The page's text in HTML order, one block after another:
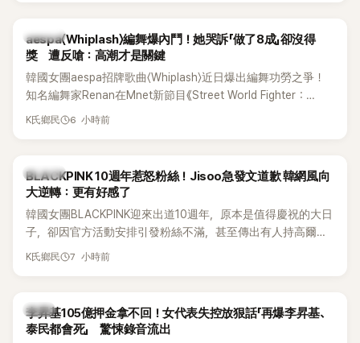
K-POP
aespa〈Whiplash〉編舞爆內鬥！她哭訴「做了8成」卻沒得
獎 遭反嗆：高潮才是關鍵
韓國女團aespa招牌歌曲〈Whiplash〉近日爆出編舞功勞之爭！
知名編舞家Renan在Mnet新節目《Street World Fighter：
Directors' War》預告中，公開談及自己在〈Whiplash〉編舞上的
K氏鄉民 6 小時前
K-POP
BLACKPINK 10週年惹怒粉絲！Jisoo急發文道歉 韓網風向
大逆轉：更有好感了
韓國女團BLACKPINK迎來出道10週年，原本是值得慶祝的大日
子，卻因官方活動安排引發粉絲不滿，甚至傳出有人持高爾夫
球桿到YG娛樂大樓鬧事。Jisoo今（8日）也親自發文向BLINK
K氏鄉民 7 小時前
韓星
李昇基105億押金拿不回！女代表失控放狠話「再爆李昇基、
泰民都會死」 驚悚錄音流出